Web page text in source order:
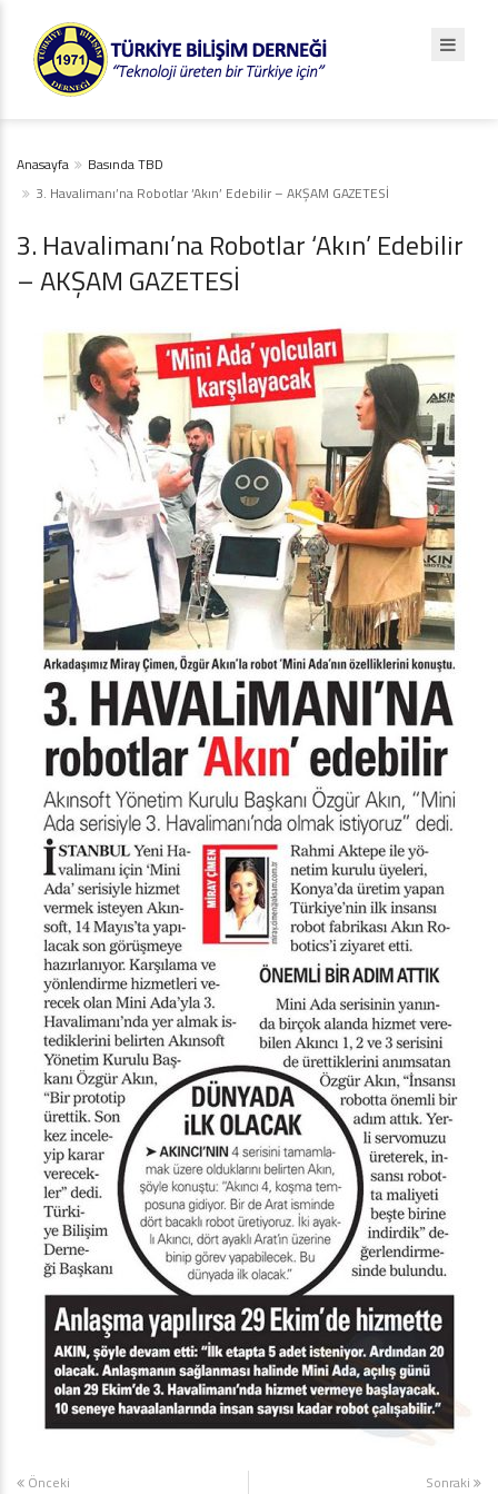
Anasayfa
Basında TBD
3. Havalimanı’na Robotlar ‘Akın’ Edebilir – AKŞAM GAZETESİ
3. Havalimanı’na Robotlar ‘Akın’ Edebilir
– AKŞAM GAZETESİ
Önceki Sonraki